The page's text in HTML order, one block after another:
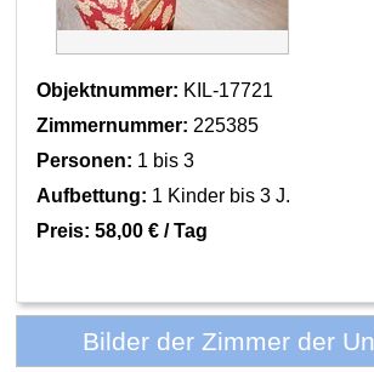
Objektnummer: KIL-17721
Zimmernummer: 225385
Personen: 1 bis 3
Aufbettung: 1 Kinder bis 3 J.
Preis: 58,00 € / Tag
Bilder der Zimmer der